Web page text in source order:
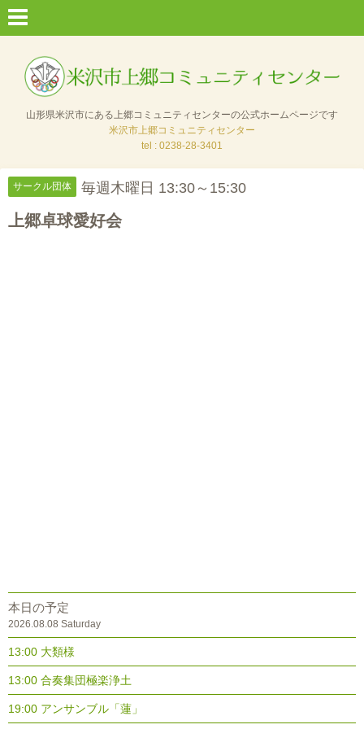
山形県米沢市にある上郷コミュニティセンターの公式ホームページです
米沢市上郷コミュニティセンター
tel : 0238-28-3401
サークル団体 毎週木曜日 13:30～15:30
上郷卓球愛好会
本日の予定
2026.08.08 Saturday
13:00 大類様
13:00 合奏集団極楽浄土
19:00 アンサンブル「蓮」